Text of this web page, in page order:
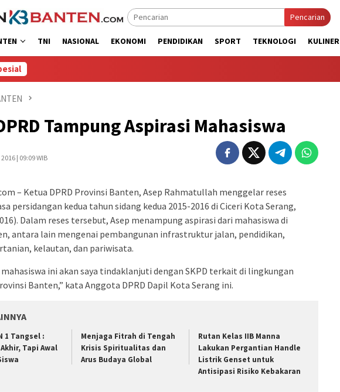
Pencarian
TNI NASIONAL EKONOMI PENDIDIKAN SPORT TEKNOLOGI KULINER
Tampung Aspirasi Mahasiswa
| 09:09 WIB
– Ketua DPRD Provinsi Banten, Asep Rahmatullah menggelar reses
persidangan kedua tahun sidang kedua 2015-2016 di Ciceri Kota Serang,
Dalam reses tersebut, Asep menampung aspirasi dari mahasiswa di
antara lain mengenai pembangunan infrastruktur jalan, pendidikan,
kelautan, dan pariwisata.
mahasiswa ini akan saya tindaklanjuti dengan SKPD terkait di lingkungan
Banten,” kata Anggota DPRD Dapil Kota Serang ini.
1 Tangsel :
Tapi Awal
Menjaga Fitrah di Tengah
Krisis Spiritualitas dan
Arus Budaya Global
Rutan Kelas IIB Manna
Lakukan Pergantian Handle
Listrik Genset untuk
Antisipasi Risiko Kebakaran